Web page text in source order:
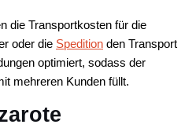
die Transportkosten für die
oder die Spedition den Transport
optimiert, sodass der
mehreren Kunden füllt.